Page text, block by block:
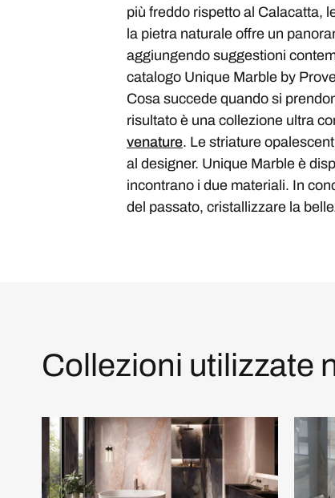
più freddo rispetto al Calacatta,
la pietra naturale offre un
aggiungendo suggestioni
catalogo Unique Marble by
Cosa succede quando si
risultato è una collezione ultra
venature. Le striature
al designer. Unique Marble è
incontrano i due materiali. In
del passato, cristallizzare la
Collezioni utilizzate